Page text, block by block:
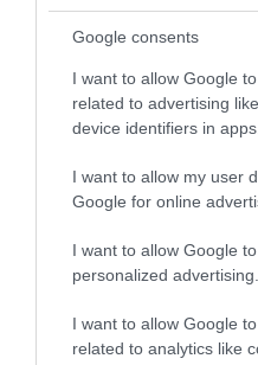
Google consents
I want to allow Google
related to advertising
device identifiers in apps.
I want to allow my user
Google for online
I want to allow Google
personalized advertising.
I want to allow Google
related to analytics like
2026.
TÖBB
TANULJ